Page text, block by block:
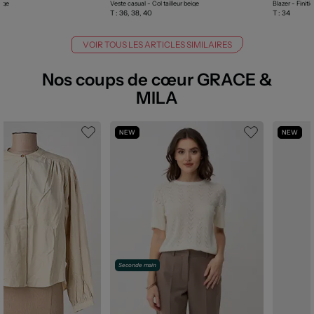
Veste casual - Col tailleur beige
T : 36, 38, 40
Blazer -
T : 34
VOIR TOUS LES ARTICLES SIMILAIRES
Nos coups de cœur GRACE &
MILA
NEW
Seconde main
NEW